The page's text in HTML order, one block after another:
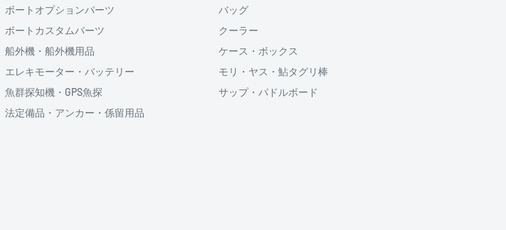
ボートオプションパーツ
ボートカスタムパーツ
船外機・船外機用品
エレキモーター・バッテリー
魚群探知機・GPS魚探
法定備品・アンカー・係留用品
バッグ
クーラー
ケース・ボックス
モリ・ヤス・鮎タグリ棒
サップ・パドルボード